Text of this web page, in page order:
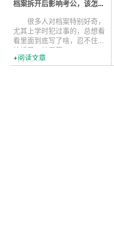
档案拆开后影响考公，该怎么激活存...
很多人对档案特别好奇，
尤其上学时犯过事的，总想看
看里面到底写了啥，忍不住就
给拆了。结果等...
阅读文章